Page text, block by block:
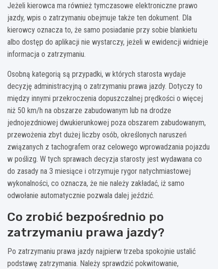
Jeżeli kierowca ma również tymczasowe elektroniczne prawo
jazdy, wpis o zatrzymaniu obejmuje także ten dokument. Dla
kierowcy oznacza to, że samo posiadanie przy sobie blankietu
albo dostęp do aplikacji nie wystarczy, jeżeli w ewidencji widnieje
informacja o zatrzymaniu.
Osobną kategorią są przypadki, w których starosta wydaje
decyzję administracyjną o zatrzymaniu prawa jazdy. Dotyczy to
między innymi przekroczenia dopuszczalnej prędkości o więcej
niż 50 km/h na obszarze zabudowanym lub na drodze
jednojezdniowej dwukierunkowej poza obszarem zabudowanym,
przewożenia zbyt dużej liczby osób, określonych naruszeń
związanych z tachografem oraz celowego wprowadzania pojazdu
w poślizg. W tych sprawach decyzja starosty jest wydawana co
do zasady na 3 miesiące i otrzymuje rygor natychmiastowej
wykonalności, co oznacza, że nie należy zakładać, iż samo
odwołanie automatycznie pozwala dalej jeździć.
Co zrobić bezpośrednio po
zatrzymaniu prawa jazdy?
Po zatrzymaniu prawa jazdy najpierw trzeba spokojnie ustalić
podstawę zatrzymania. Należy sprawdzić pokwitowanie,